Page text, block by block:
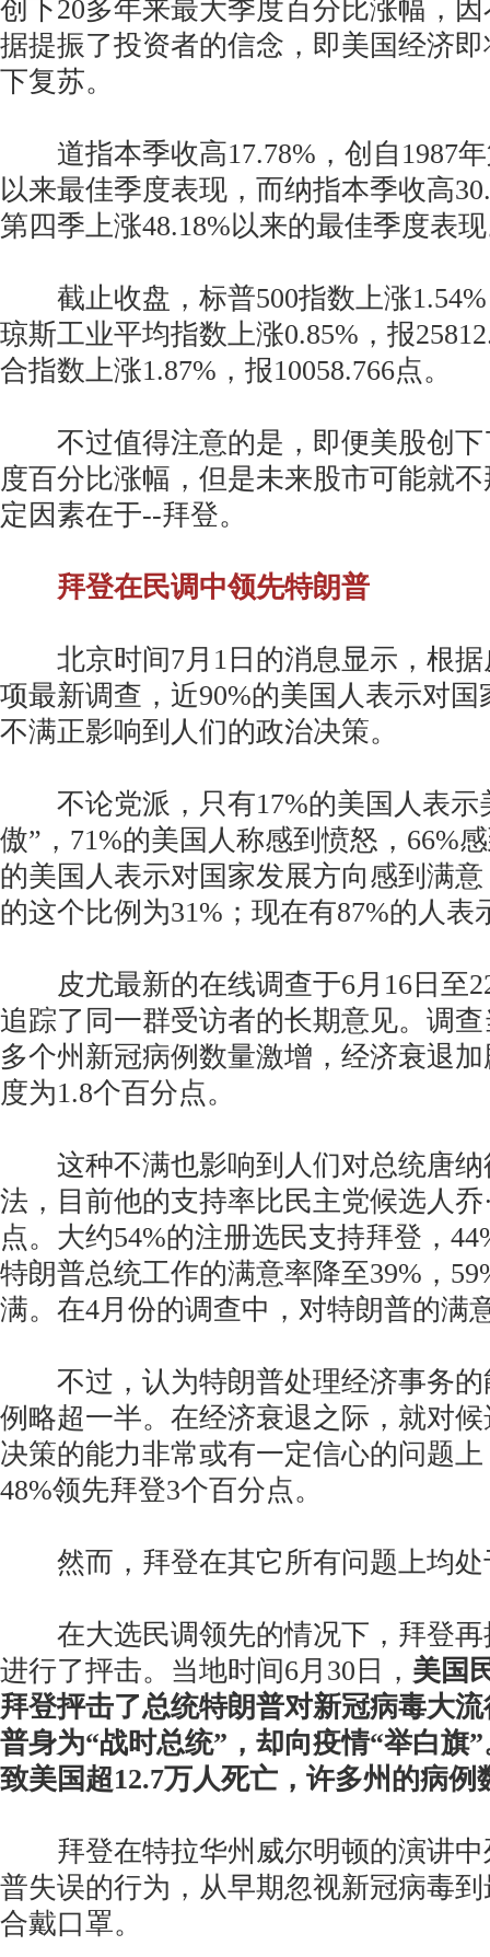
创下20多年来最大季度百分比涨幅，
据提振了投资者的信念，即美国经济
下复苏。
道指本季收高17.78%，创自1987年
以来最佳季度表现，而纳指本季收高
第四季上涨48.18%以来的最佳季度表
截止收盘，标普500指数上涨1.54%
琼斯工业平均指数上涨0.85%，报
合指数上涨1.87%，报10058.766点。
不过值得注意的是，即便美股创下
度百分比涨幅，但是未来股市可能就
定因素在于--拜登。
拜登在民调中领先特朗普
北京时间7月1日的消息显示，根据
项最新调查，近90%的美国人表示对
不满正影响到人们的政治决策。
不论党派，只有17%的美国人表示
傲”，71%的美国人称感到愤怒，66%
的美国人表示对国家发展方向感到满
的这个比例为31%；现在有87%的人表
皮尤最新的在线调查于6月16日至
追踪了同一群受访者的长期意见。调
多个州新冠病例数量激增，经济衰退
度为1.8个百分点。
这种不满也影响到人们对总统唐纳
法，目前他的支持率比民主党候选人乔
点。大约54%的注册选民支持拜登，
特朗普总统工作的满意率降至39%，
满。在4月份的调查中，对特朗普的满
不过，认为特朗普处理经济事务的
例略超一半。在经济衰退之际，就对
决策的能力非常或有一定信心的问题
48%领先拜登3个百分点。
然而，拜登在其它所有问题上均处
在大选民调领先的情况下，拜登再
进行了抨击。当地时间6月30日， 美国
拜登抨击了总统特朗普对新冠病毒大
普身为“战时总统”，却向疫情“举白旗
致美国超12.7万人死亡，许多州的病例
拜登在特拉华州威尔明顿的演讲中
普失误的行为，从早期忽视新冠病毒
合戴口罩。